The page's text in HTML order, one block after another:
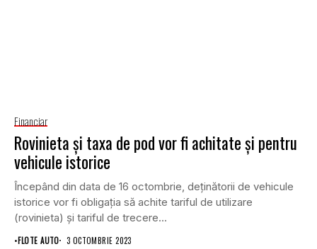
Financiar
Rovinieta și taxa de pod vor fi achitate și pentru
vehicule istorice
Începând din data de 16 octombrie, deținătorii de vehicule
istorice vor fi obligația să achite tariful de utilizare
(rovinieta) și tariful de trecere...
•FLOTE AUTO 3 OCTOMBRIE 2023